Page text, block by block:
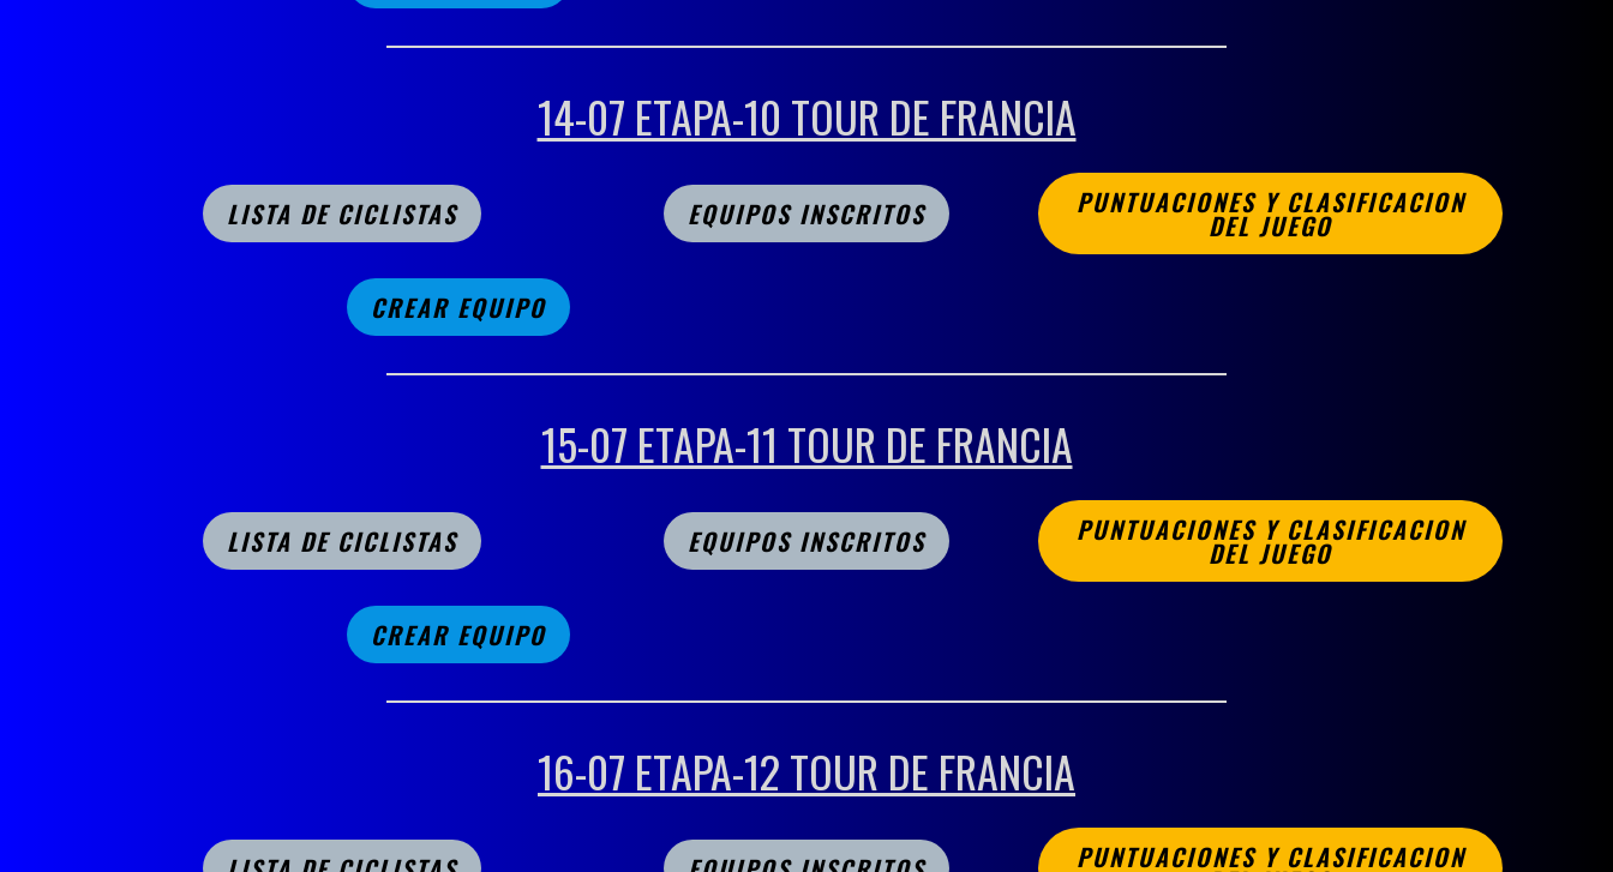
14-07 ETAPA-10 TOUR DE FRANCIA
LISTA DE CICLISTAS EQUIPOS INSCRITOS PUNTUACIONES Y CLASIFICACION
DEL JUEGO
CREAR EQUIPO
15-07 ETAPA-11 TOUR DE FRANCIA
LISTA DE CICLISTAS EQUIPOS INSCRITOS PUNTUACIONES Y CLASIFICACION
DEL JUEGO
CREAR EQUIPO
16-07 ETAPA-12 TOUR DE FRANCIA
PUNTUACIONES Y CLASIFICACION